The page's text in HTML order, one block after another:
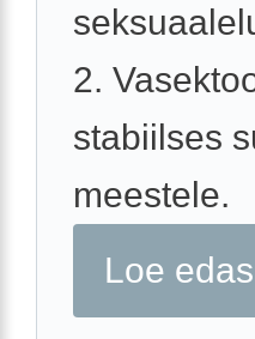
2.
stabiilses
meestele.
Loe